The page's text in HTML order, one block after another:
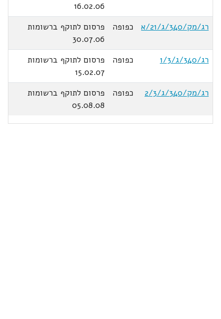
16.02.06
רג/מק/340/ג/21/א
כפופה
פרסום לתוקף ברשומות
30.07.06
רג/340/ג/1/3
כפופה
פרסום לתוקף ברשומות
15.02.07
רג/מק/340/ג/2/3
כפופה
פרסום לתוקף ברשומות
05.08.08